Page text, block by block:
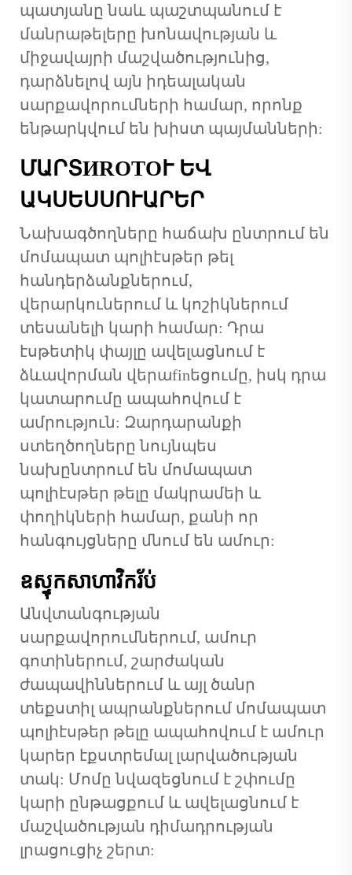
պատյանը նաև պաշտպանում է
մանրաթելերը խոնավության և
միջավայրի մաշվածությունից,
դարձնելով այն իդեալական
սարքավորումների համար, որոնք
ենթարկվում են խիստ պայմանների:
ՄԱՐՏИROTOՒ ԵՎ
ԱԿՍԵՍՍՈՒԱՐԵՐ
Նախագծողները հաճախ ընտրում են
մոմապատ պոլիէսթեր թել
հանդերձանքներում,
վերարկուներում և կոշիկներում
տեսանելի կարի համար: Դրա
էսթետիկ փայլը ավելացնում է
ձևավորման վերաfinեցումը, իսկ դրա
կատարումը ապահովում է
ամրություն: Զարդարանքի
ստեղծողները նույնպես
նախընտրում են մոմապատ
պոլիէսթեր թելը մակրամեի և
փողիկների համար, քանի որ
հանգույցները մնում են ամուր:
ឧស្ទុកសាហាវិករ័ប់
Անվտանգության
սարքավորումներում, ամուր
գոտիներում, շարժական
ժապավիններում և այլ ծանր
տեքստիլ ապրանքներում մոմապատ
պոլիէսթեր թելը ապահովում է ամուր
կարեր էքստրեմալ լարվածության
տակ: Մոմը նվազեցնում է շփումը
կարի ընթացքում և ավելացնում է
մաշվածության դիմադրության
լրացուցիչ շերտ: